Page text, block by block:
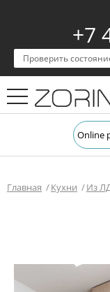
+7
Проверить
Online
Главная Кухни Из